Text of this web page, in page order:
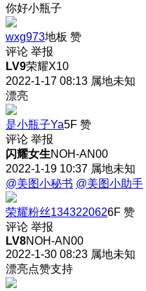
你好小瓶子
wxg973地板 赞
评论 举报
LV9荣耀X10
2022-1-17 08:13 属地未知
漂亮
是小瓶子Ya5F 赞
评论 举报
闪耀女生NOH-AN00
2022-1-19 10:37 属地未知
@美图小秘书 @美图小助手
荣耀粉丝1343220626F 赞
评论 举报
LV8NOH-AN00
2022-1-30 08:23 属地未知
漂亮点赞支持